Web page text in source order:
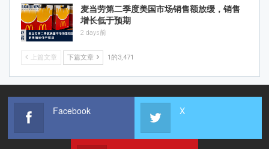
麦当劳第二季度美国市场销售额放缓，销售
增长低于预期
2 days前
上篇文章 下篇文章 1的3,471
Facebook X